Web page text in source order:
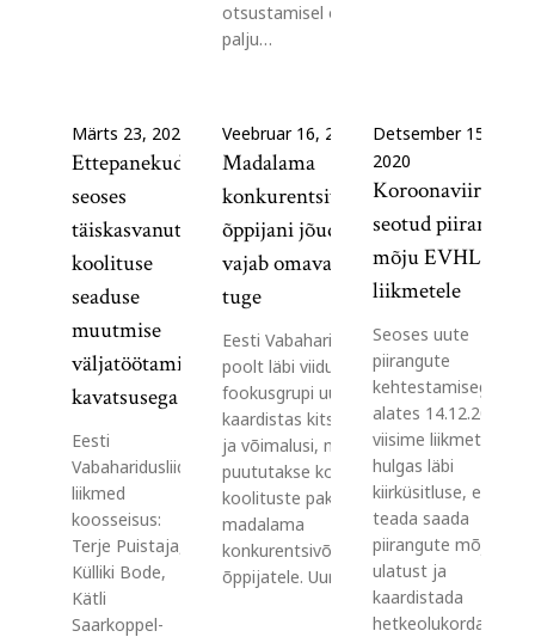
otsustamisel oli
palju…
Märts 23, 2021
Ettepanekud
seoses
täiskasvanute
koolituse
seaduse
muutmise
väljatöötamise
kavatsusega
Eesti
Vabaharidusliidu
liikmed
koosseisus:
Terje Puistaja,
Külliki Bode,
Kätli
Saarkoppel-
Veebruar 16, 2021
Madalama
konkurentsivõimega
õppijani jõudmine
vajab omavalitsuse
tuge
Eesti Vabaharidusliidu
poolt läbi viidud
fookusgrupi uuring
kaardistas kitsaskohti
ja võimalusi, millega
puututakse kokku
koolituste pakkumisel
madalama
konkurentsivõimega
õppijatele. Uuringus…
Detsember 15,
2020
Koroonaviirusega
seotud piirangute
mõju EVHL
liikmetele
Seoses uute
piirangute
kehtestamisega
alates 14.12.2020
viisime liikmete
hulgas läbi
kiirküsitluse, et
teada saada
piirangute mõju
ulatust ja
kaardistada
hetkeolukorda…